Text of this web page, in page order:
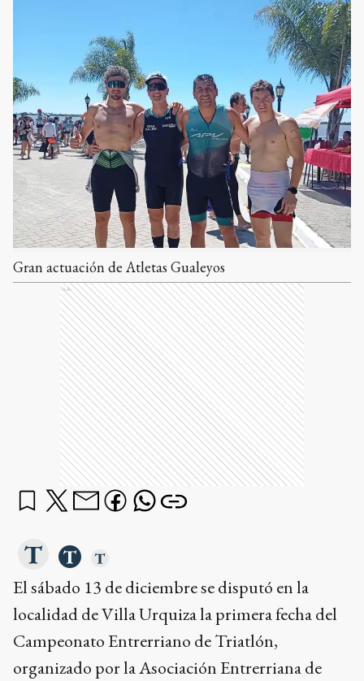
Gran actuación de Atletas Gualeyos
Ads
El sábado 13 de diciembre se disputó en la
localidad de Villa Urquiza la primera fecha del
Campeonato Entrerriano de Triatlón,
organizado por la Asociación Entrerriana de